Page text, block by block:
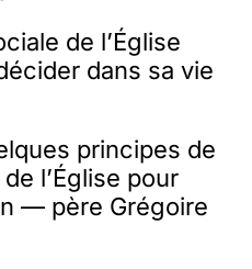
de l’Église
dans sa vie
principes de
l’Église pour
— père Grégoire